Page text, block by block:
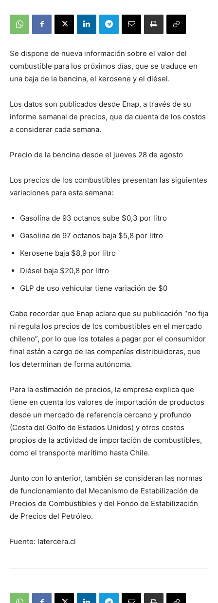
Se dispone de nueva información sobre el valor del
combustible para los próximos días, que se traduce en
una baja de la bencina, el kerosene y el diésel.
Los datos son publicados desde Enap, a través de su
informe semanal de precios, que da cuenta de los costos
a considerar cada semana.
Precio de la bencina desde el jueves 28 de agosto
Los precios de los combustibles presentan las siguientes
variaciones para esta semana:
Gasolina de 93 octanos sube $0,3 por litro
Gasolina de 97 octanos baja $5,8 por litro
Kerosene baja $8,9 por litro
Diésel baja $20,8 por litro
GLP de uso vehicular tiene variación de $0
Cabe recordar que Enap aclara que su publicación “no fija
ni regula los precios de los combustibles en el mercado
chileno”, por lo que los totales a pagar por el consumidor
final están a cargo de las compañías distribuidoras, que
los determinan de forma autónoma.
Para la estimación de precios, la empresa explica que
tiene en cuenta los valores de importación de productos
desde un mercado de referencia cercano y profundo
(Costa del Golfo de Estados Unidos) y otros costos
propios de la actividad de importación de combustibles,
como el transporte marítimo hasta Chile.
Junto con lo anterior, también se consideran las normas
de funcionamiento del Mecanismo de Estabilización de
Precios de Combustibles y del Fondo de Estabilización
de Precios del Petróleo.
Fuente: latercera.cl